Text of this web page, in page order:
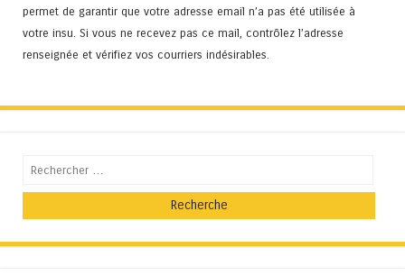
permet de garantir que votre adresse email n’a pas été utilisée à
votre insu. Si vous ne recevez pas ce mail, contrôlez l’adresse
renseignée et vérifiez vos courriers indésirables.
Recherche